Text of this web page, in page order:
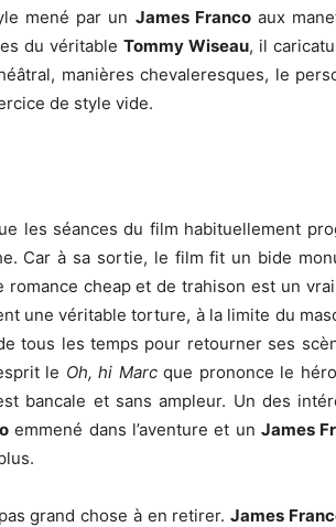
mené par un James Francoaux
du véritable Tommy Wiseau, il
manières chevaleresques, le
de style vide.
les séances du film habituellement
Car à sa sortie, le film fit un bide
cheap et de trahison est un
une véritable torture, à la limite du
tous les temps pour retourner ses
le Oh, hi Marc que prononce le
bancale et sans ampleur. Un des
emmené dans l’aventure et un James
grand chose à en retirer.James